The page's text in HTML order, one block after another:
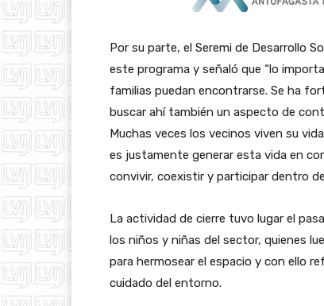
Por su parte, el Seremi de Desarrollo
este programa y señaló que “lo
familias puedan encontrarse. Se ha
buscar ahí también un aspecto de
Muchas veces los vecinos viven su
es justamente generar esta vida en
convivir, coexistir y participar dentro
La actividad de cierre tuvo lugar el
los niños y niñas del sector, quienes
para hermosear el espacio y con ello
cuidado del entorno.